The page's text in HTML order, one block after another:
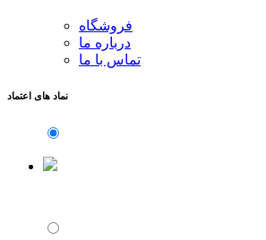
فروشگاه
درباره ما
تماس با ما
نماد های اعتماد